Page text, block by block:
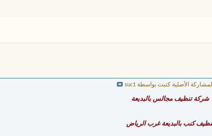
المشاركة الأصلية كتبت بواسطة suc1
شركة تنظيف مجالس بالبديعة
كنب بالبديعة غرب الرياض